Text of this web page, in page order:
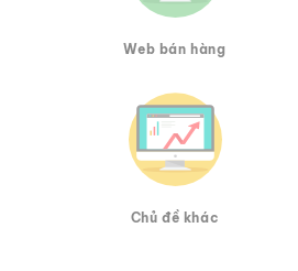
Web bán hàng
Chủ đề khác